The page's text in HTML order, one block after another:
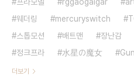
웨더링
mercuryswitch
스톱모션
배트맨 장난감
정크프라
水星の魔女
더보기